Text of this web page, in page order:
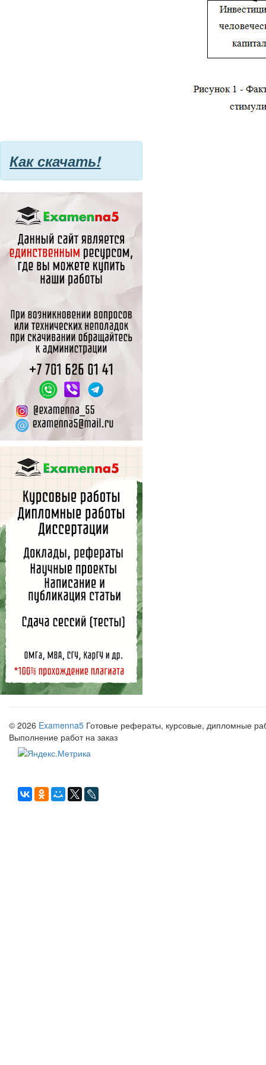
Как скачать!
© 2026 Examenna5 Готовые рефераты, курсовые, дипломные
Выполнение работ на заказ